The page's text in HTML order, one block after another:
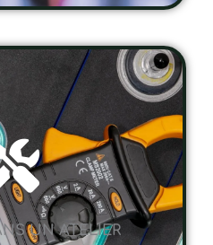
UN ATELIER
EN ALSACE 🥨